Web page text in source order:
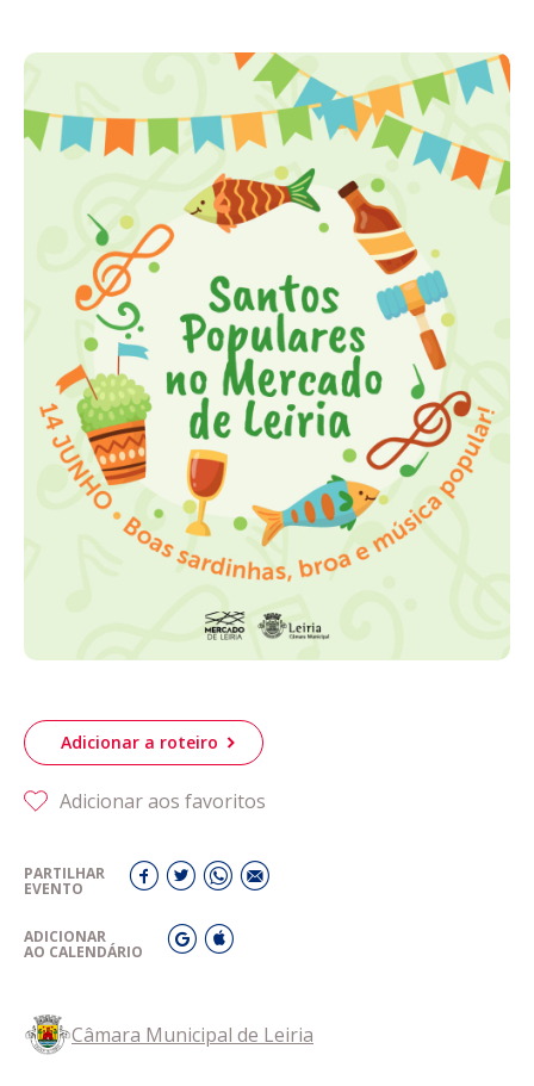
Política de Cookies
Acompanhe a Leiria Agenda
CULTURA
DESPORTO
Adicionar a roteiro
Adicionar aos favoritos
PARTILHAR
EVENTO
ADICIONAR
AO CALENDÁRIO
Câmara Municipal de Leiria